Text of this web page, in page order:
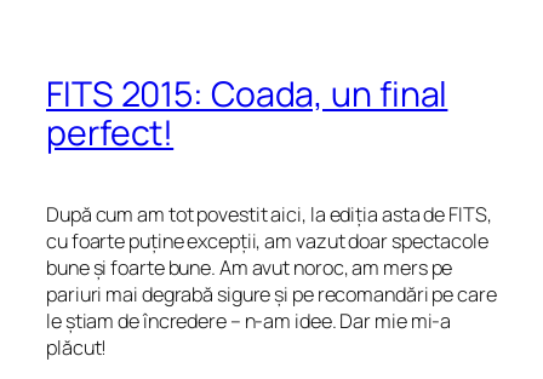
FITS 2015: Coada, un final
perfect!
După cum am tot povestit aici, la ediția asta de FITS,
cu foarte puține excepții, am vazut doar spectacole
bune și foarte bune. Am avut noroc, am mers pe
pariuri mai degrabă sigure și pe recomandări pe care
le știam de încredere – n-am idee. Dar mie mi-a
plăcut!